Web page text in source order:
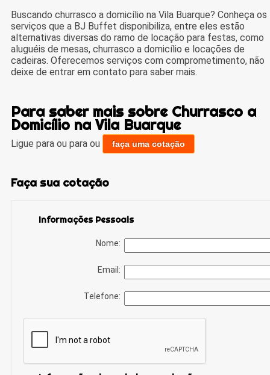
Buscando churrasco a domicílio na Vila Buarque? Conheça os
serviços que a BJ Buffet disponibiliza, entre eles estão
alternativas diversas do ramo de locação para festas, como
aluguéis de mesas, churrasco a domicílio e locações de
cadeiras. Oferecemos serviços com comprometimento, não
deixe de entrar em contato para saber mais.
Para saber mais sobre Churrasco a
Domicílio na Vila Buarque
Ligue para ou para ou faça uma cotação
Faça sua cotação
Informações Pessoais
Nome:
Email:
Telefone: